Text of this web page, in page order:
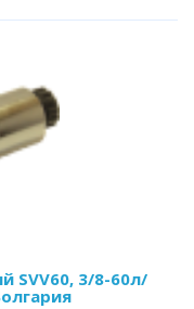
SVV60, 3/8-60л/